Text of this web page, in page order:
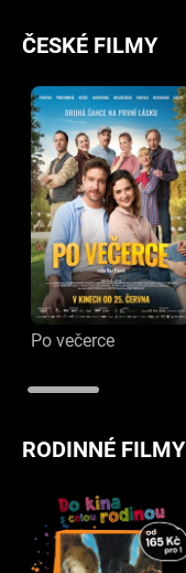
ČESKÉ FILMY
Po večerce
RODINNÉ FILMY